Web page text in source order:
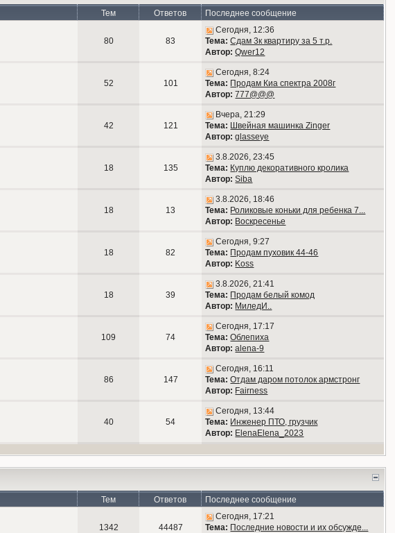
Тем Ответов
Последнее сообщение
80 83
Сегодня, 12:36
Тема: Сдам 3к квартиру за 5 т.р.
Автор: Qwer12
52 101
Сегодня, 8:24
Тема: Продам Киа спектра 2008г
Автор: 777@@@
42 121
Вчера, 21:29
Тема: Швейная машинка Zinger
Автор: glasseye
18 135
3.8.2026, 23:45
Тема: Куплю декоративного кролика
Автор: Siba
18 13
3.8.2026, 18:46
Тема: Роликовые коньки для ребенка 7...
Автор: Воскресенье
18 82
Сегодня, 9:27
Тема: Продам пуховик 44-46
Автор: Koss
18 39
3.8.2026, 21:41
Тема: Продам белый комод
Автор: МиледИ..
109 74
Сегодня, 17:17
Тема: Облепиха
Автор: alena-9
86 147
Сегодня, 16:11
Тема: Отдам даром потолок армстронг
Автор: Fairness
40 54
Сегодня, 13:44
Тема: Инженер ПТО, грузчик
Автор: ElenaElena_2023
Тем Ответов Последнее сообщение
1342 44487
Сегодня, 17:21
Тема: Последние новости и их обсужде...